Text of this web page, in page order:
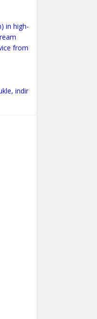
in high-
from
Bir dəfə yaşayırıq mp3 yüklə, yukle, indir